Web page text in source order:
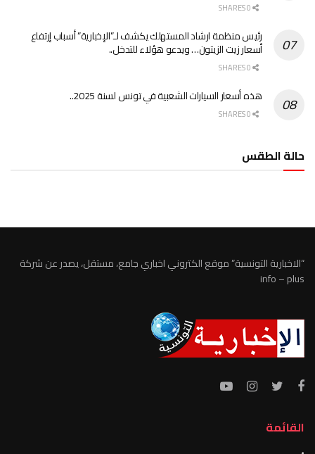
رئيس منظمة ارشاد المستهلك يكشف لـ”الإخبارية” أسباب إرتفاع
أسعار زيت الزيتون… ويدعو هؤلاء للتدخل..
هذه أسعار السيارات الشعبية في تونس لسنة 2025..
حالة الطقس
“الاخبارية التونسية” موقع الكتروني اخباري جامع، مستقل، يصدر عن شركة
info – plus
القائمة